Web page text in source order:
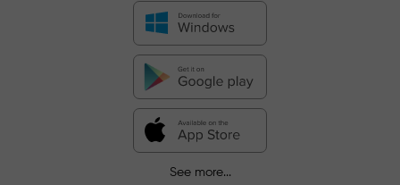
See more...